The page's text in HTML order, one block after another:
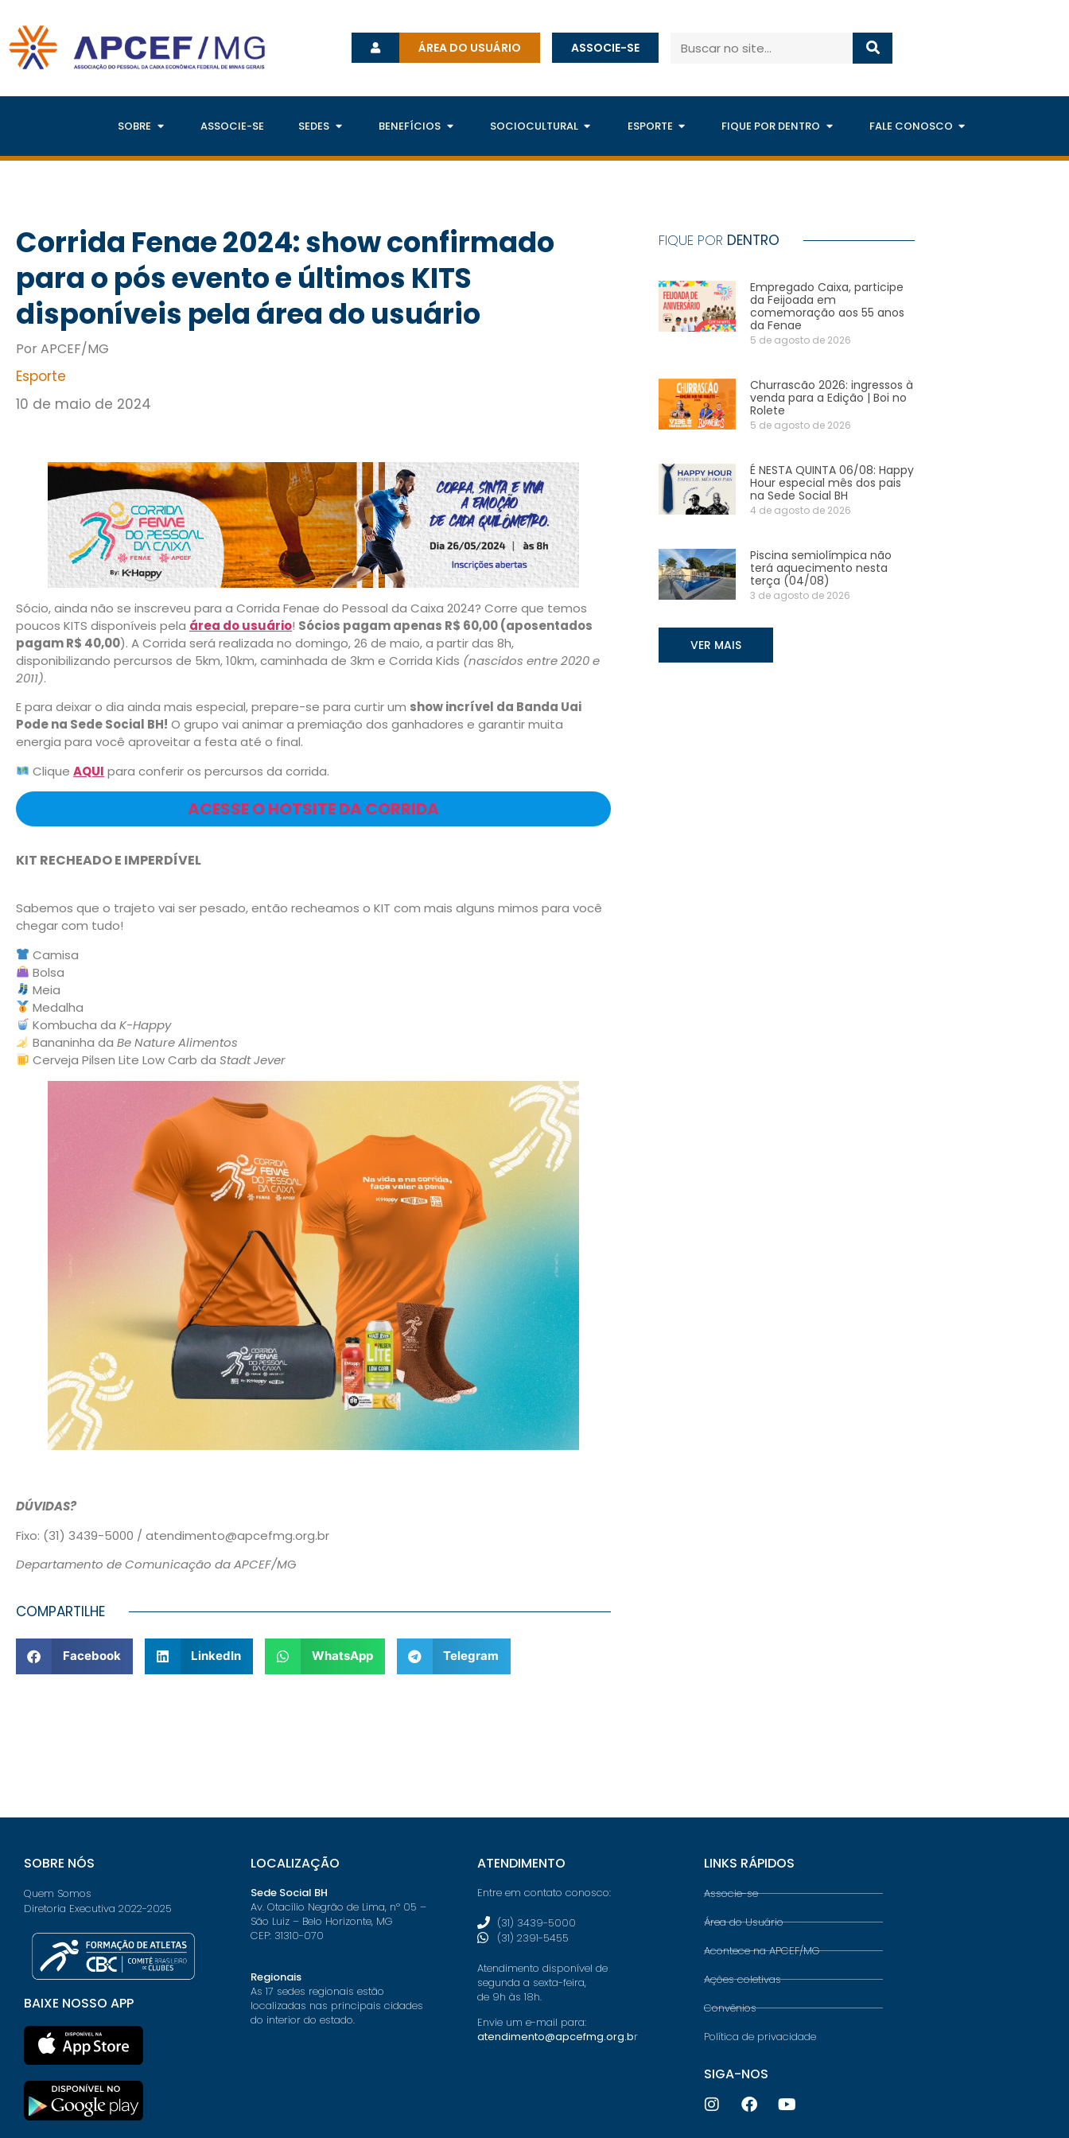
ÁREA DO USUÁRIO ASSOCIE-SE
SOBRE ASSOCIE-SE SEDES BENEFÍCIOS SOCIOCULTURAL ESPORTE FIQUE POR DENTRO FALE CONOSCO
Corrida Fenae 2024: show confirmado
para o pós evento e últimos KITS
disponíveis pela área do usuário
Por APCEF/MG
Esporte
10 de maio de 2024
Sócio, ainda não se inscreveu para a Corrida Fenae do Pessoal da Caixa 2024? Corre que temos
poucos KITS disponíveis pela área do usuário! Sócios pagam apenas R$ 60,00 (aposentados
pagam R$ 40,00). A Corrida será realizada no domingo, 26 de maio, a partir das 8h,
disponibilizando percursos de 5km, 10km, caminhada de 3km e Corrida Kids (nascidos entre 2020 e
2011).
E para deixar o dia ainda mais especial, prepare-se para curtir um show incrível da Banda Uai
Pode na Sede Social BH! O grupo vai animar a premiação dos ganhadores e garantir muita
energia para você aproveitar a festa até o final.
CliqueAQUI para conferir os percursos da corrida.
ACESSE O HOTSITE DA CORRIDA
KIT RECHEADO E IMPERDÍVEL
Sabemos que o trajeto vai ser pesado, então recheamos o KIT com mais alguns mimos para você
chegar com tudo!
Camisa
Bolsa
Meia
Medalha
Kombucha daK-Happy
Bananinha daBe Nature Alimentos
Cerveja Pilsen Lite Low Carb daStadt Jever
DÚVIDAS?
Fixo: (31) 3439-5000 / atendimento@apcefmg.org.br
Departamento de Comunicação da APCEF/MG
COMPARTILHE
Facebook LinkedIn WhatsApp Telegram
FIQUE POR DENTRO
Empregado Caixa, participe
da Feijoada em
comemoração aos 55 anos
da Fenae
5 de agosto de 2026
Churrascão 2026: ingressos à
venda para a Edição | Boi no
Rolete
5 de agosto de 2026
É NESTA QUINTA 06/08: Happy
Hour especial mês dos pais
na Sede Social BH
4 de agosto de 2026
Piscina semiolímpica não
terá aquecimento nesta
terça (04/08)
3 de agosto de 2026
VER MAIS
SOBRE NÓS
Quem Somos
Diretoria Executiva 2022-2025
BAIXE NOSSO APP
LOCALIZAÇÃO
Sede Social BH
Av. Otacílio Negrão de Lima, nº 05 –
São Luiz – Belo Horizonte, MG
CEP: 31310-070
Regionais
As 17 sedes regionais estão
localizadas nas principais cidades
do interior do estado.
ATENDIMENTO
Entre em contato conosco:
(31) 3439-5000
(31) 2391-5455
Atendimento disponível de
segunda a sexta-feira,
de 9h às 18h.
Envie um e-mail para:
atendimento@apcefmg.org.br
LINKS RÁPIDOS
Associe-se
Área do Usuário
Acontece na APCEF/MG
Ações coletivas
Convênios
Política de privacidade
SIGA-NOS